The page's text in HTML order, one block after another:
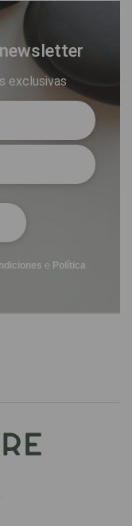
exclusivas
e Política